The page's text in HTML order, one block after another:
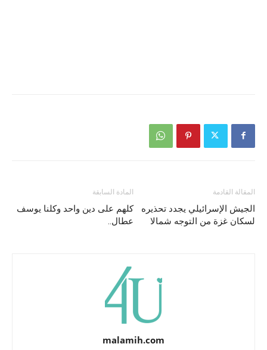
المادة السابقة
كلهم على دين واحد وكلنا يوسف
عطال..
المقالة القادمة
الجيش الإسرائيلي يجدد تحذيره
لسكان غزة من التوجه شمالا
malamih.com